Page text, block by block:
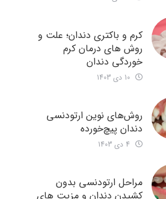
کرم و باکتری دندان؛ علت و
روش های درمان کرم
خوردگی دندان
روش‌های نوین ارتودنسی
دندان‌ پیچ‌خورده
مراحل ارتودنسی بدون
کشیدن دندان و مزیت های